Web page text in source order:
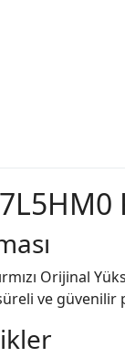
Orijinal
ve güvenilir